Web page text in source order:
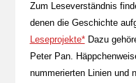
Zum Leseverständnis
denen die Geschichte
Leseprojekte*Dazu
Peter Pan.
nummerierten Linien und